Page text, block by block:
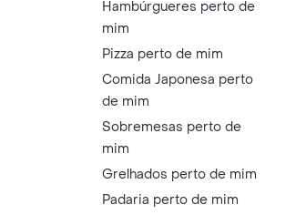
Hambúrgueres perto de
mim
Pizza perto de mim
Comida Japonesa perto
de mim
Sobremesas perto de
mim
Grelhados perto de mim
Padaria perto de mim